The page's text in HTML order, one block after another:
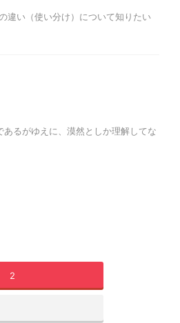
違い（使い分け）について知りたい
るがゆえに、漠然としか理解してな
2